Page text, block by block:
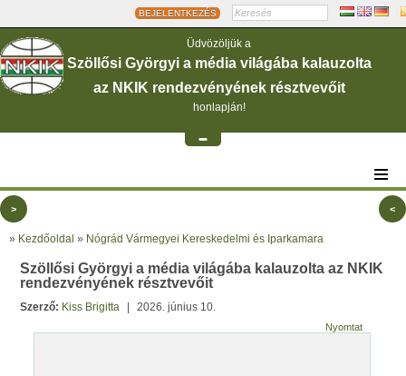
BEJELENTKEZÉS
Üdvözöljük a
Szöllősi Györgyi a média világába kalauzolta
az NKIK rendezvényének résztvevőit
honlapján!
-
> <
» Kezdőoldal » Nógrád Vármegyei Kereskedelmi és Iparkamara
Szöllősi Györgyi a média világába kalauzolta az NKIK
rendezvényének résztvevőit
Szerző: Kiss Brigitta 2026. június 10.
Nyomtat